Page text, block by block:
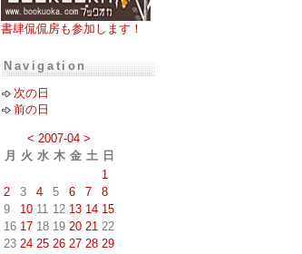
書肆侃侃房も参加します！
Navigation
次の日
前の日
< 2007-04 >
月
火 水 木 金 土 日
1
2
3 4 5 6 7
8
9
10 11 12 13 14 15
16 17 18 19 20 21 22
23 24 25 26 27 28 29